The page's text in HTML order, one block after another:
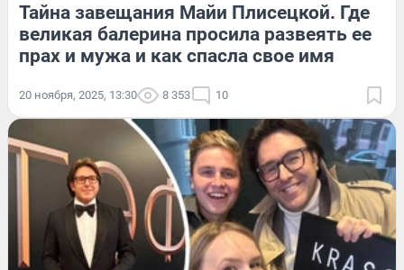
Тайна завещания Майи Плисецкой. Где
великая балерина просила развеять ее
прах и мужа и как спасла свое имя
20 ноября, 2025, 13:30 8 353 10